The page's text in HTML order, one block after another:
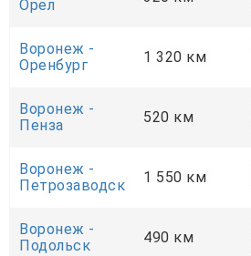
Орел
Воронеж -
Оренбург
1 320 км
Воронеж -
Пенза
520 км
Воронеж -
Петрозаводск
1 550 км
Воронеж -
Подольск
490 км